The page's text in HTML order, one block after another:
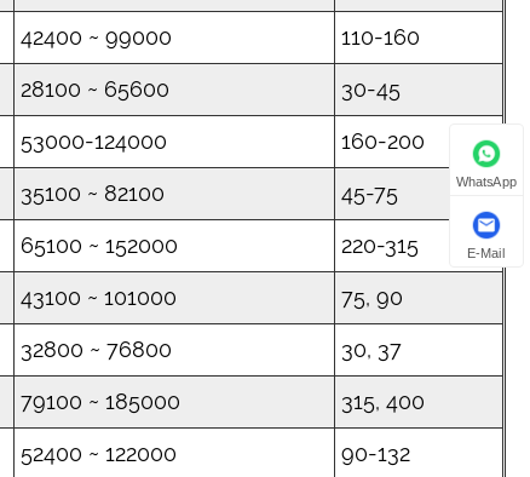
42400 ~ 99000 110-160
28100 ~ 65600 30-45
53000-124000 160-200
35100 ~ 82100 45-75
65100 ~ 152000 220-315
43100 ~ 101000 75, 90
32800 ~ 76800 30, 37
79100 ~ 185000 315, 400
52400 ~ 122000 90-132
WhatsApp
E-Mail